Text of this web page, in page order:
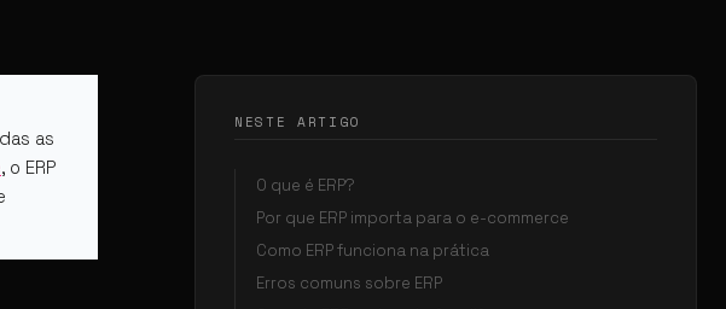
as
, o ERP
NESTE ARTIGO
O que é ERP?
Por que ERP importa para o e-commerce
Como ERP funciona na prática
Erros comuns sobre ERP